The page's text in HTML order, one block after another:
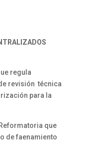
regula
revisión técnica
para la
que
de faenamiento